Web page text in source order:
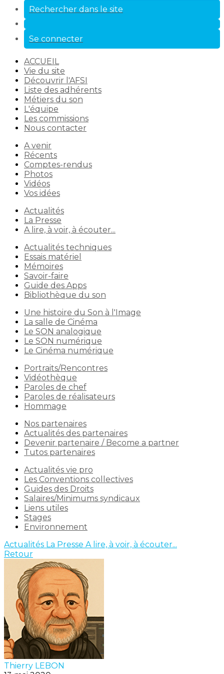
Rechercher dans le site
Se connecter
ACCUEIL
Vie du site
Découvrir l'AFSI
Liste des adhérents
Métiers du son
L'équipe
Les commissions
Nous contacter
A venir
Récents
Comptes-rendus
Photos
Vidéos
Vos idées
Actualités
La Presse
A lire, à voir, à écouter...
Actualités techniques
Essais matériel
Mémoires
Savoir-faire
Guide des Apps
Bibliothèque du son
Une histoire du Son à l'Image
La salle de Cinéma
Le SON analogique
Le SON numérique
Le Cinéma numérique
Portraits/Rencontres
Vidéothèque
Paroles de chef
Paroles de réalisateurs
Hommage
Nos partenaires
Actualités des partenaires
Devenir partenaire / Become a partner
Tutos partenaires
Actualités vie pro
Les Conventions collectives
Guides des Droits
Salaires/Minimums syndicaux
Liens utiles
Stages
Environnement
Actualités La Presse A lire, à voir, à écouter...
Retour
Thierry LEBON